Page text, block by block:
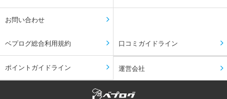
お問い合わせ
ベプログ総合利用規約 口コミガイドライン
ポイントガイドライン 運営会社